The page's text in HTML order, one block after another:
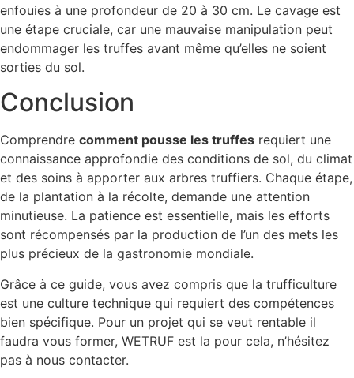
enfouies à une profondeur de 20 à 30 cm. Le cavage est
une étape cruciale, car une mauvaise manipulation peut
endommager les truffes avant même qu’elles ne soient
sorties du sol.
Conclusion
Comprendre comment pousse les truffes requiert une
connaissance approfondie des conditions de sol, du climat
et des soins à apporter aux arbres truffiers. Chaque étape,
de la plantation à la récolte, demande une attention
minutieuse. La patience est essentielle, mais les efforts
sont récompensés par la production de l’un des mets les
plus précieux de la gastronomie mondiale.
Grâce à ce guide, vous avez compris que la trufficulture
est une culture technique qui requiert des compétences
bien spécifique. Pour un projet qui se veut rentable il
faudra vous former, WETRUF est la pour cela, n’hésitez
pas à nous contacter.